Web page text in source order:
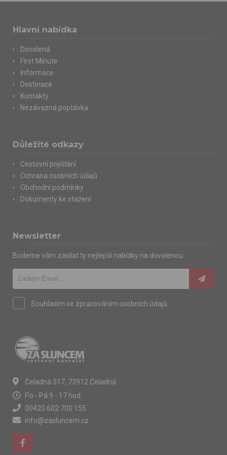
Hlavní nabídka
Dovolená
First Minute
Informace
Destinace
Kontakty
Nezávazná poptávka
Důležité odkazy
Cestovní pojištění
Ochrana osobních údajů
Obchodní podmínky
Dokumenty ke stažení
Newsletter
Budeme vám zasílat ty nejlepší nabídky na dovolenou.
Souhlasím se zpracováním osobních údajů.
Čeladná 317, 73912 Čeladná
Po - Pá 9 - 17 hod
00420 602 700 155
info@zasluncem.cz